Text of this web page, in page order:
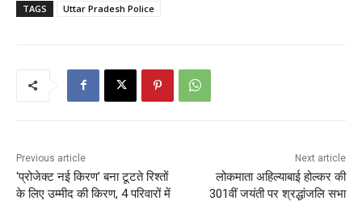
TAGS Uttar Pradesh Police
Previous article
‘प्रोजेक्ट नई किरण’ बना टूटते रिश्तों
के लिए उम्मीद की किरण, 4 परिवारों में
Next article
लोकमाता अहिल्याबाई होल्कर की
301वीं जयंती पर श्रद्धांजलि सभा